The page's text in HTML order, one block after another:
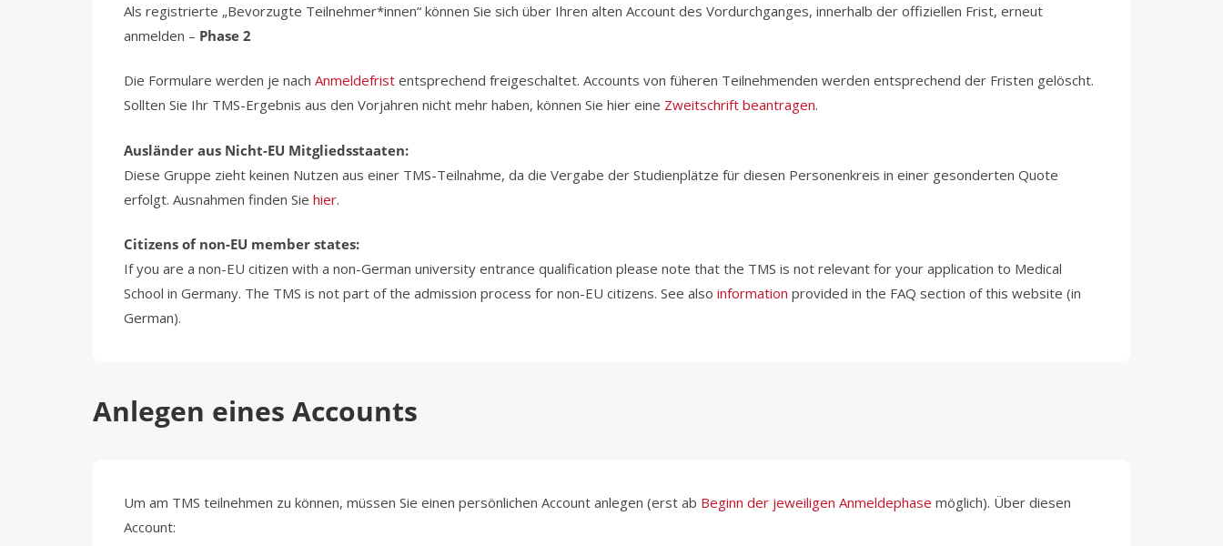
Als registrierte „Bevorzugte Teilnehmer*innen“ können Sie sich über Ihren alten Account des Vordurchganges, innerhalb der offiziellen Frist, erneut
anmelden – Phase 2
Die Formulare werden je nachAnmeldefrist entsprechend freigeschaltet. Accounts von füheren Teilnehmenden werden entsprechend der Fristen gelöscht.
Sollten Sie Ihr TMS-Ergebnis aus den Vorjahren nicht mehr haben, können Sie hier eine Zweitschrift beantragen.
Ausländer aus Nicht-EU Mitgliedsstaaten:
Diese Gruppe zieht keinen Nutzen aus einer TMS-Teilnahme, da die Vergabe der Studienplätze für diesen Personenkreis in einer gesonderten Quote
erfolgt. Ausnahmen finden Siehier.
Citizens of non-EU member states:
If you are a non-EU citizen with a non-German university entrance qualification please note that the TMS is not relevant for your application to Medical
School in Germany. The TMS is not part of the admission process for non-EU citizens. See alsoinformation provided in the FAQ section of this website (in
German).
Anlegen eines Accounts
Um am TMS teilnehmen zu können, müssen Sie einen persönlichen Account anlegen (erst ab Beginn der jeweiligen Anmeldephase möglich). Über diesen
Account: